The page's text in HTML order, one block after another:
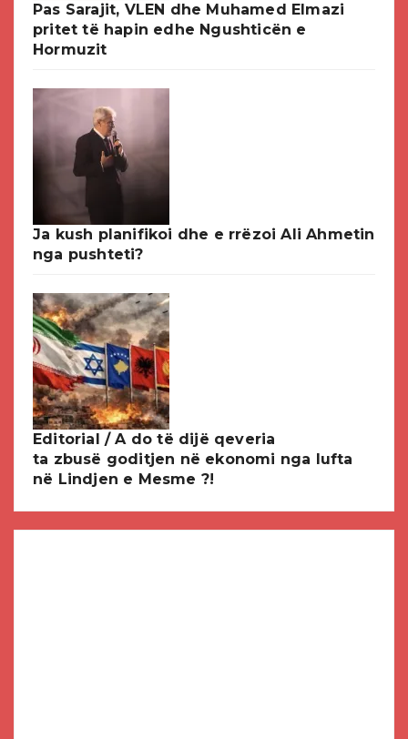
Pas Sarajit, VLEN dhe Muhamed Elmazi
pritet të hapin edhe Ngushticën e
Hormuzit
Ja kush planifikoi dhe e rrëzoi Ali Ahmetin
nga pushteti?
Editorial / A do të dijë qeveria
ta zbusë goditjen në ekonomi nga lufta
në Lindjen e Mesme ?!